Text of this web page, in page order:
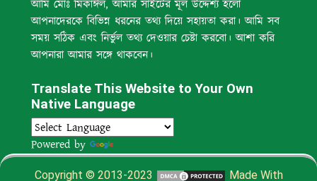
আমি মোঃ মিকাঈল, আমার সাইটের মূল উদ্দেশ্য হলো
আপনাদেরকে বিভিন্ন ধরনের তথ্য দিয়ে সহায়তা করা। আমি সব
সময় সঠিক এবং নির্ভুল তথ্য দেওয়ার চেষ্টা করবো। আশা করি
আপনারা আমার সঙ্গে থাকবেন।
Translate This Website to Your Own
Native Language
Powered by
Copyright © 2013-2023 Made With